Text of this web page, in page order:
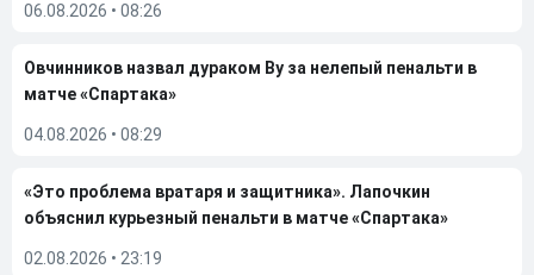
06.08.2026 • 08:26
Овчинников назвал дураком Ву за нелепый пенальти в
матче «Спартака»
04.08.2026 • 08:29
«Это проблема вратаря и защитника». Лапочкин
объяснил курьезный пенальти в матче «Спартака»
02.08.2026 • 23:19